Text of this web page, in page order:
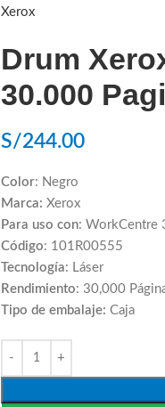
Xerox
Drum
30.000
S/244.00
Color: Negro
Marca: Xerox
Para uso con: WorkCentre
Código: 101R00555
Tecnología: Láser
Rendimiento: 30,000
Tipo de embalaje: Caja